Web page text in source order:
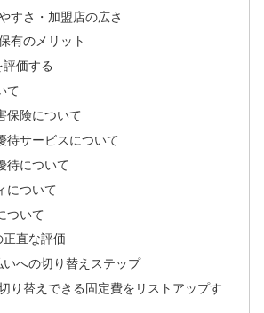
すさ・加盟店の広さ
有のメリット
価する
て
保険について
待サービスについて
待について
について
ついて
直な評価
いへの切り替えステップ
り替えできる固定費をリストアップす